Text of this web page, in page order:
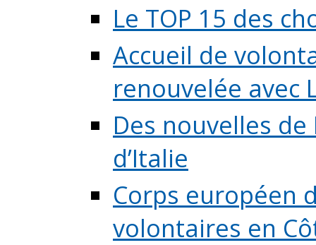
Le TOP 15 des
Accueil de
renouvelée avec
Des nouvelles
d’Italie
Corps européen
volontaires en